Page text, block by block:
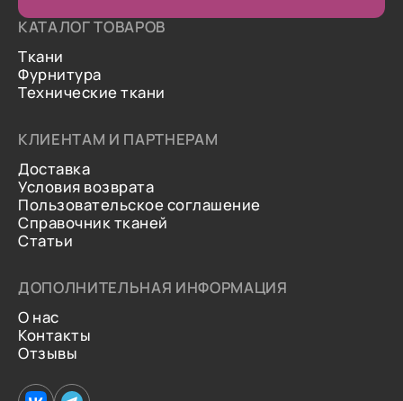
КАТАЛОГ ТОВАРОВ
Ткани
Фурнитура
Технические ткани
КЛИЕНТАМ И ПАРТНЕРАМ
Доставка
Условия возврата
Пользовательское соглашение
Справочник тканей
Статьи
ДОПОЛНИТЕЛЬНАЯ ИНФОРМАЦИЯ
О нас
Контакты
Отзывы